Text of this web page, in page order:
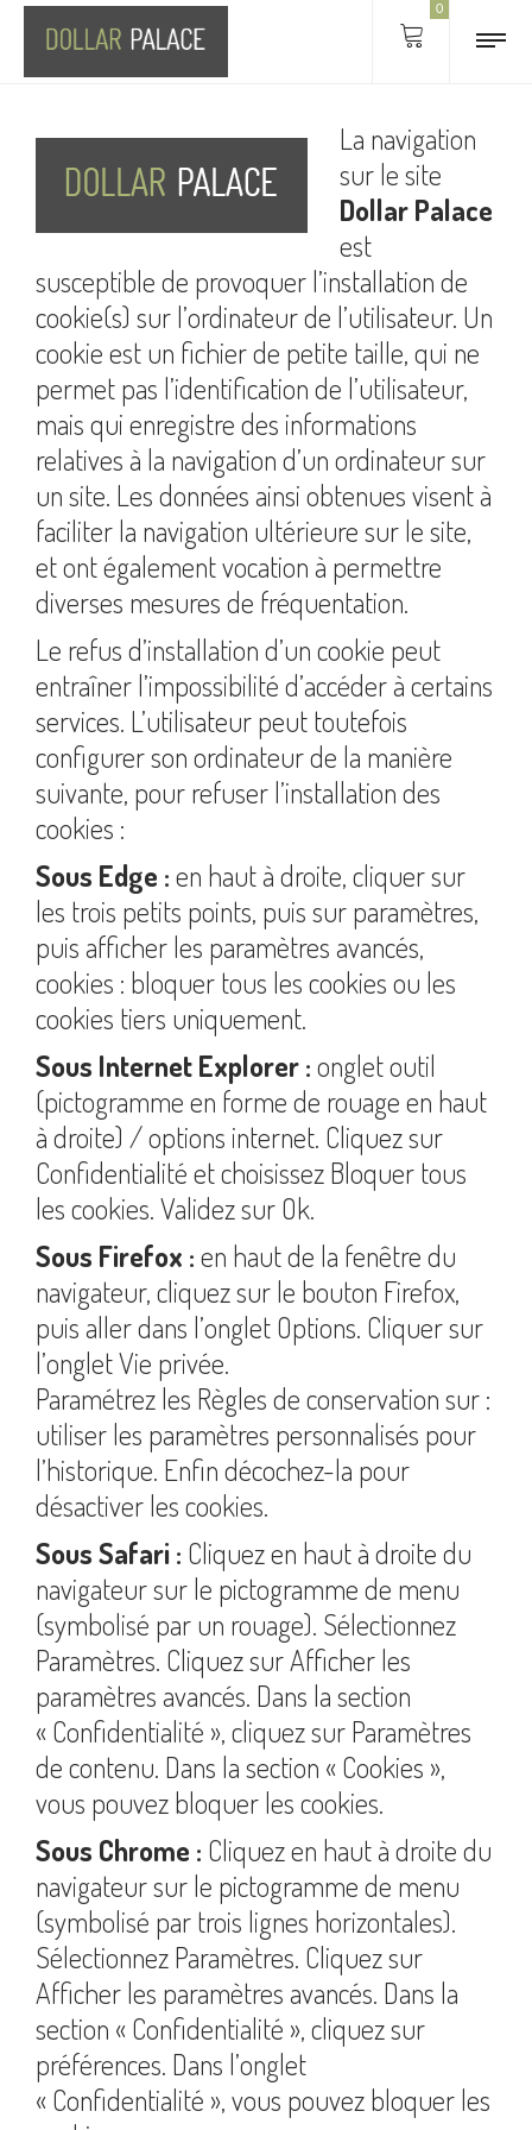
0
La navigation
sur le site
Dollar Palace
est
susceptible de provoquer l’installation de
cookie(s) sur l’ordinateur de l’utilisateur. Un
cookie est un fichier de petite taille, qui ne
permet pas l’identification de l’utilisateur,
mais qui enregistre des informations
relatives à la navigation d’un ordinateur sur
un site. Les données ainsi obtenues visent à
faciliter la navigation ultérieure sur le site,
et ont également vocation à permettre
diverses mesures de fréquentation.
Le refus d’installation d’un cookie peut
entraîner l’impossibilité d’accéder à certains
services. L’utilisateur peut toutefois
configurer son ordinateur de la manière
suivante, pour refuser l’installation des
cookies :
Sous Edge :en haut à droite, cliquer sur
les trois petits points, puis sur paramètres,
puis afficher les paramètres avancés,
cookies : bloquer tous les cookies ou les
cookies tiers uniquement.
Sous Internet Explorer :onglet outil
(pictogramme en forme de rouage en haut
à droite) / options internet. Cliquez sur
Confidentialité et choisissez Bloquer tous
les cookies. Validez sur Ok.
Sous Firefox :en haut de la fenêtre du
navigateur, cliquez sur le bouton Firefox,
puis aller dans l’onglet Options. Cliquer sur
l’onglet Vie privée.
Paramétrez les Règles de conservation sur :
utiliser les paramètres personnalisés pour
l’historique. Enfin décochez-la pour
désactiver les cookies.
Sous Safari : Cliquez en haut à droite du
navigateur sur le pictogramme de menu
(symbolisé par un rouage). Sélectionnez
Paramètres. Cliquez sur Afficher les
paramètres avancés. Dans la section
« Confidentialité », cliquez sur Paramètres
de contenu. Dans la section « Cookies »,
vous pouvez bloquer les cookies.
Sous Chrome : Cliquez en haut à droite du
navigateur sur le pictogramme de menu
(symbolisé par trois lignes horizontales).
Sélectionnez Paramètres. Cliquez sur
Afficher les paramètres avancés. Dans la
section « Confidentialité », cliquez sur
préférences. Dans l’onglet
« Confidentialité », vous pouvez bloquer les